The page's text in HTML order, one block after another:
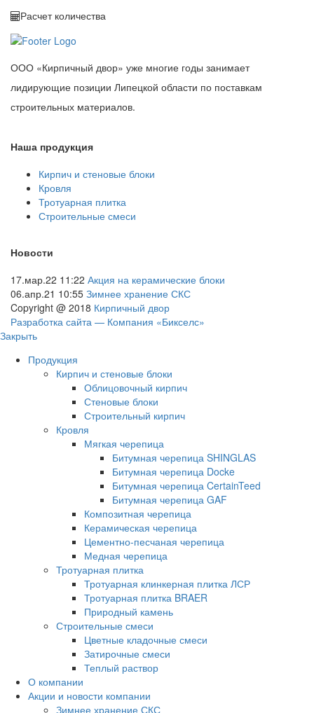
Расчет количества
ООО «Кирпичный двор» уже многие годы занимает
лидирующие позиции Липецкой области по поставкам
строительных материалов.
Наша продукция
Кирпич и стеновые блоки
Кровля
Тротуарная плитка
Строительные смеси
Новости
17.мар.22 11:22 Акция на керамические блоки
06.апр.21 10:55 Зимнее хранение СКС
Copyright @ 2018 Кирпичный двор
Разработка сайта — Компания «Бикселс»
Закрыть
Продукция
Кирпич и стеновые блоки
Облицовочный кирпич
Стеновые блоки
Строительный кирпич
Кровля
Мягкая черепица
Битумная черепица SHINGLAS
Битумная черепица Docke
Битумная черепица CertainTeed
Битумная черепица GAF
Композитная черепица
Керамическая черепица
Цементно-песчаная черепица
Медная черепица
Тротуарная плитка
Тротуарная клинкерная плитка ЛСР
Тротуарная плитка BRAER
Природный камень
Строительные смеси
Цветные кладочные смеси
Затирочные смеси
Теплый раствор
О компании
Акции и новости компании
Зимнее хранение СКС